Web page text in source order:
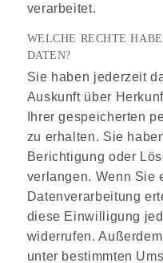
verarbeitet.
WELCHE RECHTE
DATEN?
Sie haben jederzeit
Auskunft über
Ihrer gespeicherten
zu erhalten. Sie
Berichtigung oder
verlangen. Wenn Sie
Datenverarbeitung
diese Einwilligung
widerrufen.
unter bestimmten